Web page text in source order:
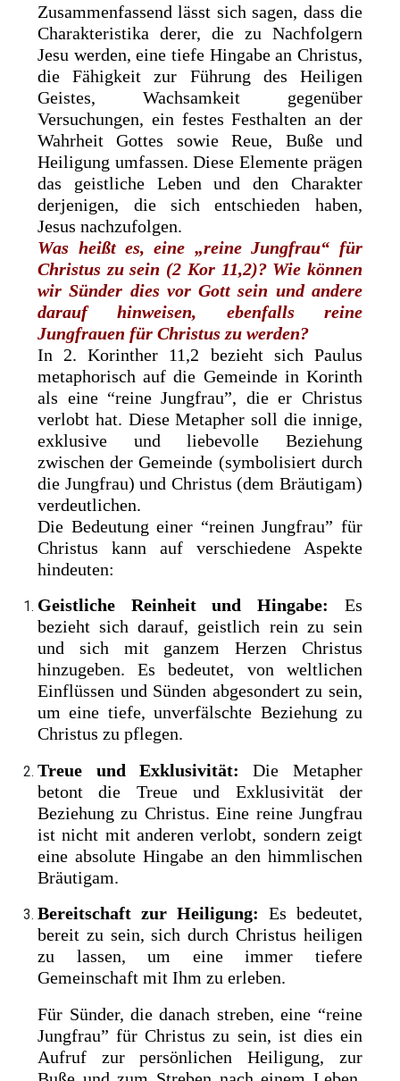
Zusammenfassend lässt sich sagen, dass die
Charakteristika derer, die zu Nachfolgern
Jesu werden, eine tiefe Hingabe an Christus,
die Fähigkeit zur Führung des Heiligen
Geistes, Wachsamkeit gegenüber
Versuchungen, ein festes Festhalten an der
Wahrheit Gottes sowie Reue, Buße und
Heiligung umfassen. Diese Elemente prägen
das geistliche Leben und den Charakter
derjenigen, die sich entschieden haben,
Jesus nachzufolgen.
Was heißt es, eine „reine Jungfrau“ für
Christus zu sein (2 Kor 11,2)? Wie können
wir Sünder dies vor Gott sein und andere
darauf hinweisen, ebenfalls reine
Jungfrauen für Christus zu werden?
In 2. Korinther 11,2 bezieht sich Paulus
metaphorisch auf die Gemeinde in Korinth
als eine “reine Jungfrau”, die er Christus
verlobt hat. Diese Metapher soll die innige,
exklusive und liebevolle Beziehung
zwischen der Gemeinde (symbolisiert durch
die Jungfrau) und Christus (dem Bräutigam)
verdeutlichen.
Die Bedeutung einer “reinen Jungfrau” für
Christus kann auf verschiedene Aspekte
hindeuten:
Geistliche Reinheit und Hingabe: Es
bezieht sich darauf, geistlich rein zu sein
und sich mit ganzem Herzen Christus
hinzugeben. Es bedeutet, von weltlichen
Einflüssen und Sünden abgesondert zu sein,
um eine tiefe, unverfälschte Beziehung zu
Christus zu pflegen.
Treue und Exklusivität: Die Metapher
betont die Treue und Exklusivität der
Beziehung zu Christus. Eine reine Jungfrau
ist nicht mit anderen verlobt, sondern zeigt
eine absolute Hingabe an den himmlischen
Bräutigam.
Bereitschaft zur Heiligung: Es bedeutet,
bereit zu sein, sich durch Christus heiligen
zu lassen, um eine immer tiefere
Gemeinschaft mit Ihm zu erleben.
Für Sünder, die danach streben, eine “reine
Jungfrau” für Christus zu sein, ist dies ein
Aufruf zur persönlichen Heiligung, zur